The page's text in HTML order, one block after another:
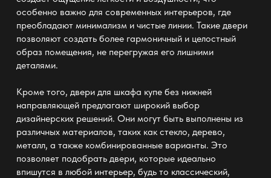
особенно важно для современных интерьеров, где
преобладают минимализм и чистые линии. Такие двери
позволяют создать более гармоничный и целостный
образ помещения, не перегружая его лишними
деталями.
Кроме того, двери для шкафа купе без нижней
направляющейпредлагают широкий выбор
дизайнерских решений. Они могут быть выполнены из
различных материалов, таких как стекло, дерево,
металл, а также комбинированные варианты. Это
позволяет подобрать двери, которые идеально
впишутся в любой интерьер, будь то классический,